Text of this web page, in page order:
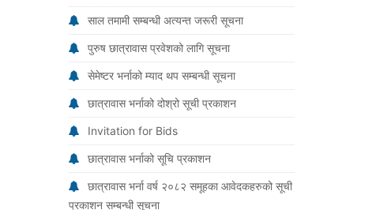
साल तमामी सम्बन्धी अत्यन्त जरूरी सूचना
पुरुष छात्रावास प्रवेशको लागि सूचना
सेमेष्टर भर्नाको म्याद थप सम्बन्धी सूचना
छात्रावास भर्नाको दोश्रो सूची प्रकाशन
Invitation for Bids
छात्रावास भर्नाको सूचि प्रकाशन
छात्रावास भर्ना वर्ष २०८२ समूहका आवेदकहरुको सूची
प्रकाशन सम्बन्धी सूचना